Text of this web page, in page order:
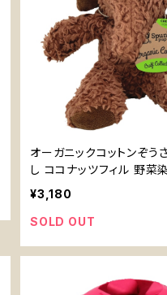
オーガニックコットンぞう
し ココナッツフィル 野菜
おもちゃ
¥3,180
SOLD OUT